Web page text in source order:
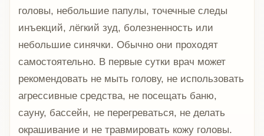
головы, небольшие папулы, точечные следы
инъекций, лёгкий зуд, болезненность или
небольшие синячки. Обычно они проходят
самостоятельно. В первые сутки врач может
рекомендовать не мыть голову, не использовать
агрессивные средства, не посещать баню,
сауну, бассейн, не перегреваться, не делать
окрашивание и не травмировать кожу головы.